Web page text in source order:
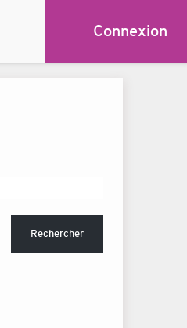
Connexion
Rechercher